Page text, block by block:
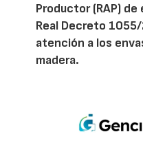
Productor (RAP)
Real Decreto
atención a los
madera.